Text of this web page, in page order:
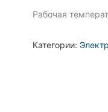
Рабочая
Категории: